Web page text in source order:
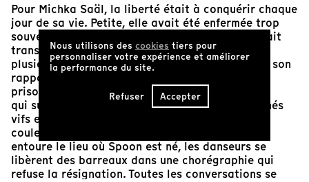
Pour Michka Saäl, la liberté était à conquérir chaque
jour de sa vie. Petite, elle avait été enfermée trop
souvent, et un lien intuitif avec tout
s’était
transformé en sixième sens. Il fallut attendre
plusieurs années avant qu’elle transpose en film son
rapport avec Spoon Jackson, un
prisonnier californien devenu poète. Le cinéma
qui surgit du rapprochement de ces deux écorchés
vifs est puissant. Le noir et blanc rencontre la
couleur, la musique épouse le triste silence qui
entoure le lieu où Spoon est né, les danseurs se
libèrent des barreaux dans une chorégraphie qui
refuse la résignation. Toutes les conversations se
Nous utilisons des cookies tiers pour
personnaliser votre expérience et améliorer
la performance du site.
Refuser Accepter